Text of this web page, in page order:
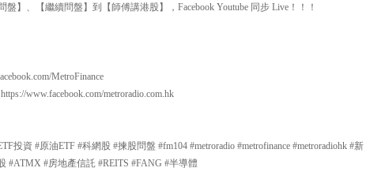
】、【繼續問盤】到【師傅講港股】，Facebook Youtube 同步 Live！！！
MetroFinance
www.facebook.com/metroradio.com.hk
投資 #原油ETF #科網股 #揀股問盤 #fm104 #metroradio #metrofinance #metroradiohk #新
#ATMX #房地產信託 #REITS #FANG #半導體